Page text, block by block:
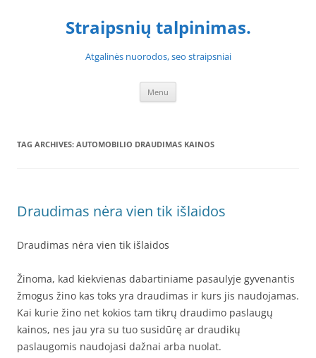
Straipsnių talpinimas.
Atgalinės nuorodos, seo straipsniai
Menu
TAG ARCHIVES: AUTOMOBILIO DRAUDIMAS KAINOS
Draudimas nėra vien tik išlaidos
Draudimas nėra vien tik išlaidos
Žinoma, kad kiekvienas dabartiniame pasaulyje gyvenantis
žmogus žino kas toks yra draudimas ir kurs jis naudojamas.
Kai kurie žino net kokios tam tikrų draudimo paslaugų
kainos, nes jau yra su tuo susidūrę ar draudikų
paslaugomis naudojasi dažnai arba nuolat.